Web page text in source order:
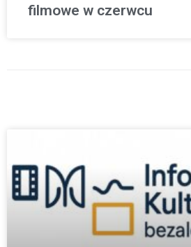
filmowe w czerwcu